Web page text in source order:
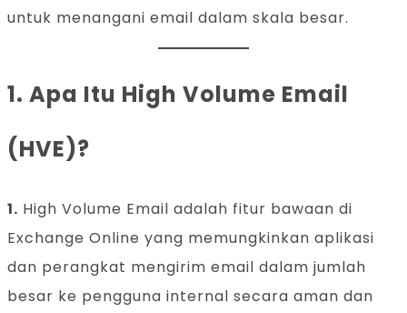
untuk menangani email dalam skala besar.
1. Apa Itu High Volume Email
(HVE)?
1. High Volume Email adalah fitur bawaan di
Exchange Online yang memungkinkan aplikasi
dan perangkat mengirim email dalam jumlah
besar ke pengguna internal secara aman dan